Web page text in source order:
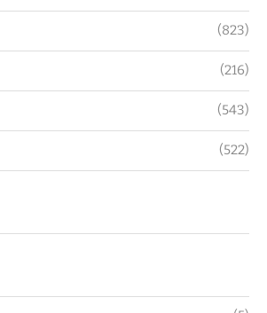
(823)
(216)
(543)
(522)